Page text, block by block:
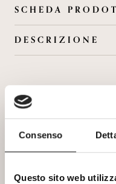
Consenso
Questo sito web
SCHEDA
DESCRIZIONE
temperatura.
nuove, secondo e terzo
struttura, profumi di
bocca risulta vellutato e
Potrebbe